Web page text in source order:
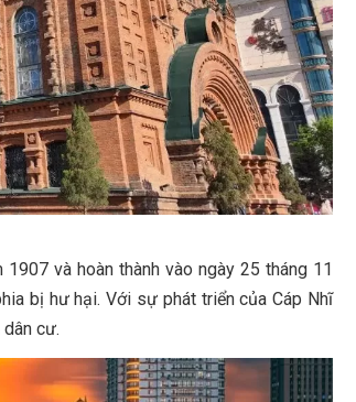
và hoàn thành vào ngày 25 tháng 11
bị hư hại. Với sự phát triển của Cáp Nhĩ
cư.